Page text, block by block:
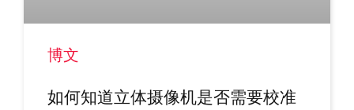
博文
如何知道立体摄像机是否需要校准